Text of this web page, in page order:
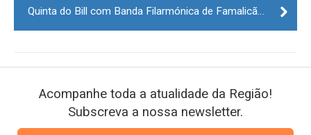
Quinta do Bill com Banda Filarmónica de Famalicão no concerto do Dia da Cidade da Guarda
Acompanhe toda a atualidade da Região!
Subscreva a nossa newsletter.